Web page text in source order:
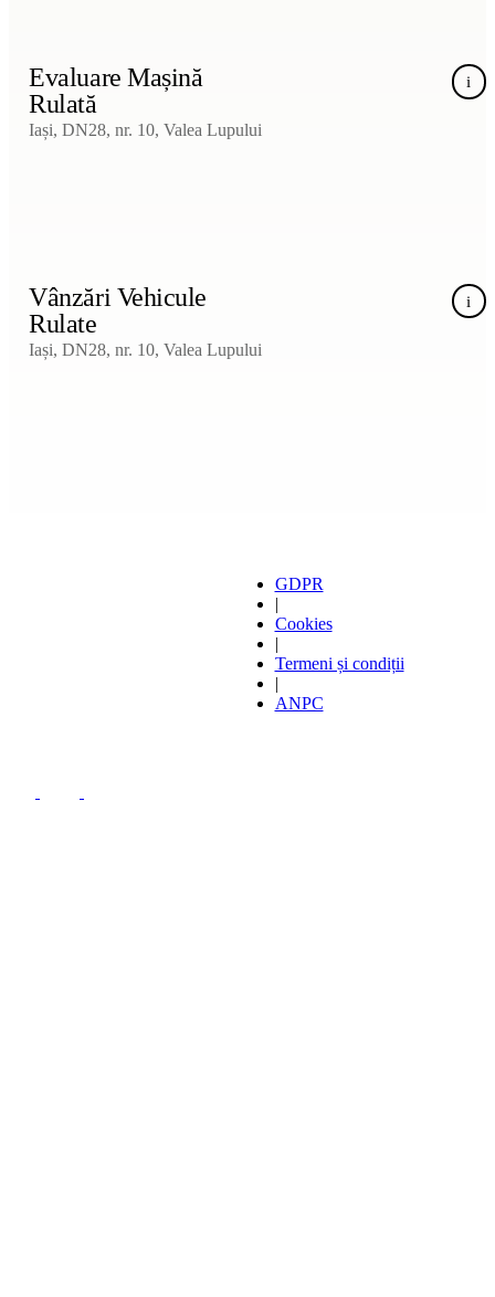
Evaluare Mașină
Rulată
i
Iași, DN28, nr. 10, Valea Lupului
Vânzări Vehicule
Rulate
i
Iași, DN28, nr. 10, Valea Lupului
GDPR
|
Cookies
|
Termeni și condiții
|
ANPC